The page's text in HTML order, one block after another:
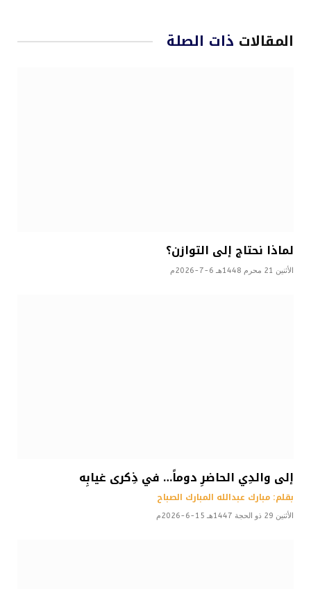
المقالات ذات الصلة
لماذا نحتاج إلى التوازن؟
الأثنين 21 محرم 1448هـ 6-7-2026م
إلى والدِي الحاضرِ دوماً… في ذِكرى غيابِه
بقلم: مبارك عبدالله المبارك الصباح
الأثنين 29 ذو الحجة 1447هـ 15-6-2026م